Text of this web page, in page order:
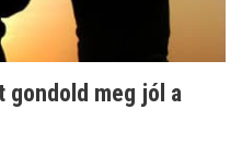
gondold meg jól a